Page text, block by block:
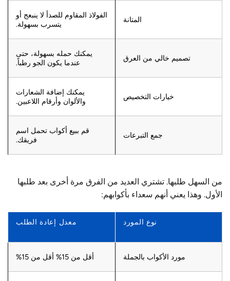
المتانة
الفولاذ المقاوم للصدأ لا ينبعج أو
يتسرب بسهولة.
تصميم خالي من العرق
يمكنك حمله بسهولة، حتى
عندما يكون الجو رطباً.
خيارات التخصيص
يمكنك إضافة الشعارات
والألوان وأرقام اللاعبين.
جمع التبرعات
قم ببيع أكواب تحمل اسم
فريقك.
من السهل طلبها. تشتري العديد من الفرق مرة أخرى بعد طلبها
الأول. وهذا يعني أنهم سعداء بأكوابهم:
نوع المورد معدل إعادة الطلب
مورد الأكواب بالجملة أقل من 15% أقل من 15%